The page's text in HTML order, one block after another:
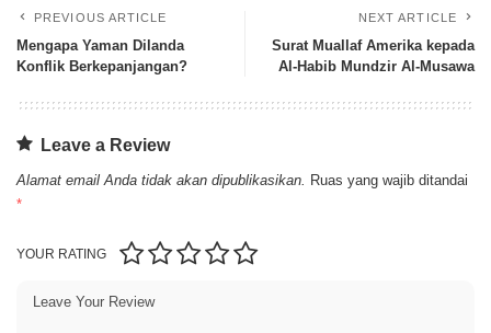
PREVIOUS ARTICLE
Mengapa Yaman Dilanda
Konflik Berkepanjangan?
NEXT ARTICLE
Surat Muallaf Amerika kepada
Al-Habib Mundzir Al-Musawa
Leave a Review
Alamat email Anda tidak akan dipublikasikan. Ruas yang wajib ditandai
*
YOUR RATING